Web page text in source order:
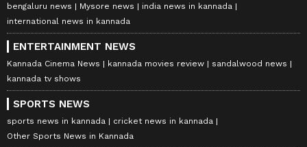
bengaluru news
Mysore news
india news in kannada
international news in kannada
ENTERTAINMENT NEWS
Kannada Cinema News kannada movies review
sandalwood news
kannada tv shows
SPORTS NEWS
sports news in kannada
cricket news in kannada
Other Sports News in Kannada